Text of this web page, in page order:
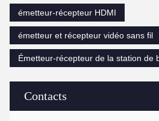
Contacts
émetteur-récepteur HDMI
émetteur et récepteur vidéo sans fil
Émetteur-récepteur de la station de